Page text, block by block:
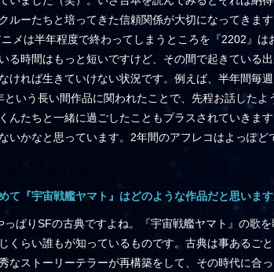
ルーたちと培ってきた信頼関係が大切になってきま
メは半年程度で終わってしまうところを『2202』は
る時間はもっと短いですけど、その間で起きている出
ければ生きていけない状況です。例えば、半年間毎
いう長い間作品に関われたことで、先程お話したよ
んたちと一緒に過ごしたこともプラスされていきま
いかなと思っています。2年間のアフレコはよっぽど
『宇宙戦艦ヤマト』はどのような作品だと思います
ぱりSFの古典ですよね。『宇宙戦艦ヤマト』の歌
らい誰もが知っているものです。古典は事あるごと
なストーリーテラーが再構築をして、その時代に合